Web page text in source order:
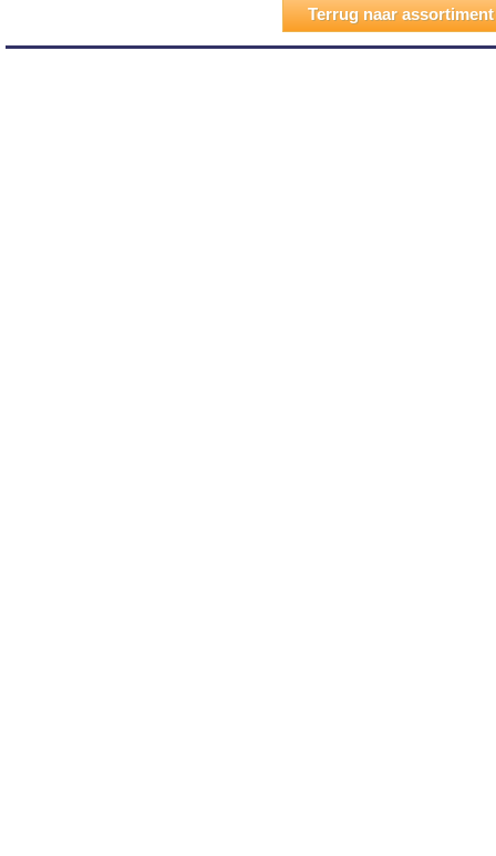
Terrug naar assortiment